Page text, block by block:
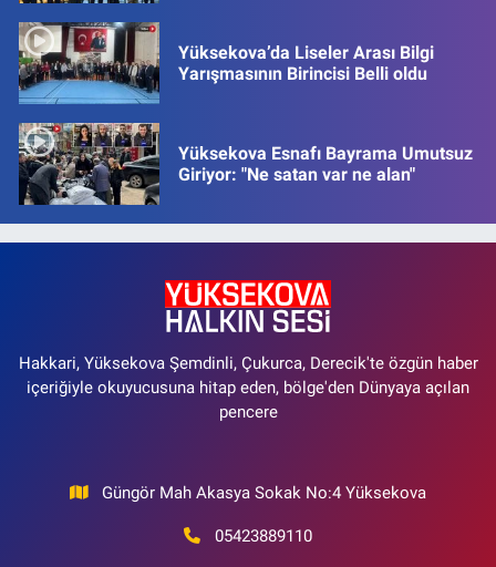
Yüksekova’da Liseler Arası Bilgi
Yarışmasının Birincisi Belli oldu
Yüksekova Esnafı Bayrama Umutsuz
Giriyor: "Ne satan var ne alan"
Hakkari, Yüksekova Şemdinli, Çukurca, Derecik'te özgün haber
içeriğiyle okuyucusuna hitap eden, bölge'den Dünyaya açılan
pencere
Güngör Mah Akasya Sokak No:4 Yüksekova
05423889110